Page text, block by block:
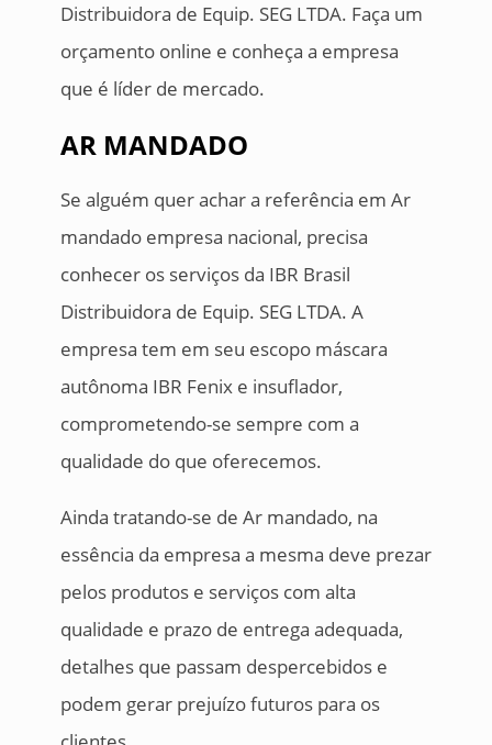
Distribuidora de Equip. SEG LTDA. Faça um
orçamento online e conheça a empresa
que é líder de mercado.
AR MANDADO
Se alguém quer achar a referência em Ar
mandado empresa nacional, precisa
conhecer os serviços da IBR Brasil
Distribuidora de Equip. SEG LTDA. A
empresa tem em seu escopo máscara
autônoma IBR Fenix e insuflador,
comprometendo-se sempre com a
qualidade do que oferecemos.
Ainda tratando-se de Ar mandado, na
essência da empresa a mesma deve prezar
pelos produtos e serviços com alta
qualidade e prazo de entrega adequada,
detalhes que passam despercebidos e
podem gerar prejuízo futuros para os